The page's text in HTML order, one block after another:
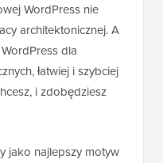
WordPress nie
architektonicznej. A
dla
łatwiej i szybciej
i zdobędziesz
jako najlepszy motyw